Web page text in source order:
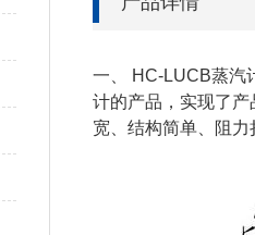
一、 HC-LUCB蒸汽
计的产品，实现了
宽、结构简单、阻